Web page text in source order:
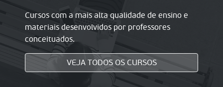
Cursos com a mais alta qualidade de ensino e
materiais desenvolvidos por professores
conceituados.
VEJA TODOS OS CURSOS